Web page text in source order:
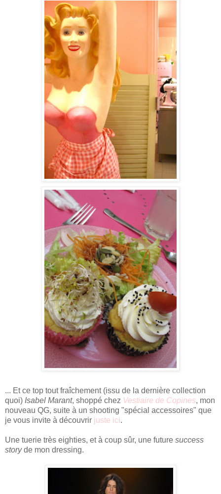
... Et ce top tout fraîchement (issu de la dernière collection
quoi) Isabel Marant, shoppé chez Vestiaire de Copines, mon
nouveau QG, suite à un shooting "spécial accessoires" que
je vous invite à découvrir juste ici.
Une tuerie très eighties, et à coup sûr, une future success
storyde mon dressing.